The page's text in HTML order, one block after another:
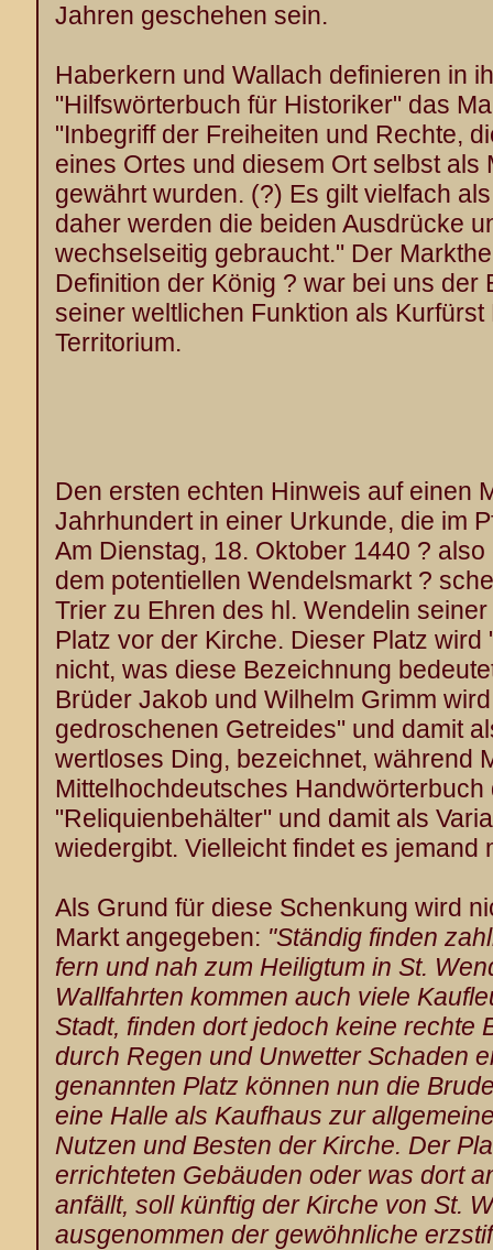
Jahren geschehen sein.
Haberkern und Wallach definieren in
"Hilfswörterbuch für Historiker" das
"Inbegriff der Freiheiten und Rechte,
eines Ortes und diesem Ort selbst als
gewährt wurden. (?) Es gilt vielfach
daher werden die beiden Ausdrücke
wechselseitig gebraucht." Der
Definition der König ? war bei uns der
seiner weltlichen Funktion als
Territorium.
Den ersten echten Hinweis auf einen
Jahrhundert in einer Urkunde, die im
Am Dienstag, 18. Oktober 1440 ?
dem potentiellen Wendelsmarkt ?
Trier zu Ehren des hl. Wendelin
Platz vor der Kirche. Dieser Platz
nicht, was diese Bezeichnung
Brüder Jakob und Wilhelm Grimm
gedroschenen Getreides" und damit
wertloses Ding, bezeichnet, während
Mittelhochdeutsches
"Reliquienbehälter" und damit als
wiedergibt. Vielleicht findet es jemand
Als Grund für diese Schenkung wird
Markt angegeben: "Ständig finden
fern und nah zum Heiligtum in St.
Wallfahrten kommen auch viele
Stadt, finden dort jedoch keine rechte
durch Regen und Unwetter Schaden
genannten Platz können nun die
eine Halle als Kaufhaus zur
Nutzen und Besten der Kirche. Der
errichteten Gebäuden oder was dort
anfällt, soll künftig der Kirche von St.
ausgenommen der gewöhnliche